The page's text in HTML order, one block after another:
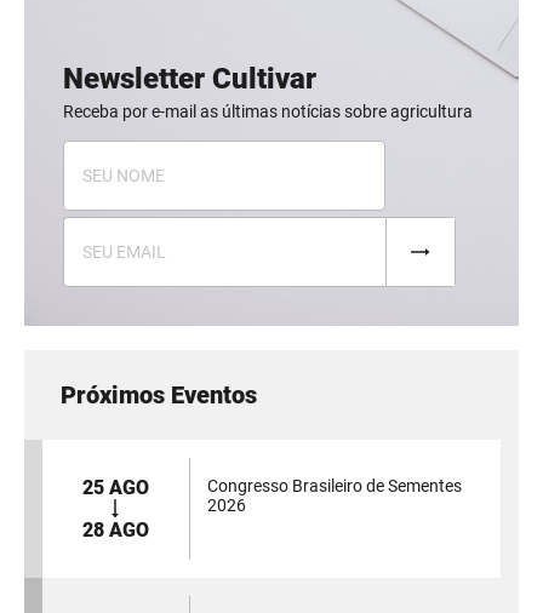
Newsletter Cultivar
Receba por e-mail as últimas notícias sobre agricultura
Próximos Eventos
25 AGO
28 AGO
Congresso Brasileiro de Sementes
2026